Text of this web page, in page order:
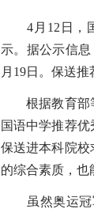
4月12日，国
示。据公示信
月19日。保送
根据教育部等
国语中学推荐
保送进本科院校
的综合素质，也
虽然奥运冠军